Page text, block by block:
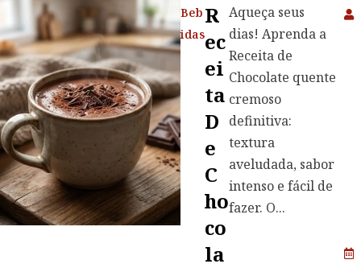
Beb
idas
R
Ec
Ei
Ta
D
E
C
Ho
Co
La
Aqueça seus
dias! Aprenda a
Receita de
Chocolate quente
cremoso
definitiva:
textura
aveludada, sabor
intenso e fácil de
fazer. O...